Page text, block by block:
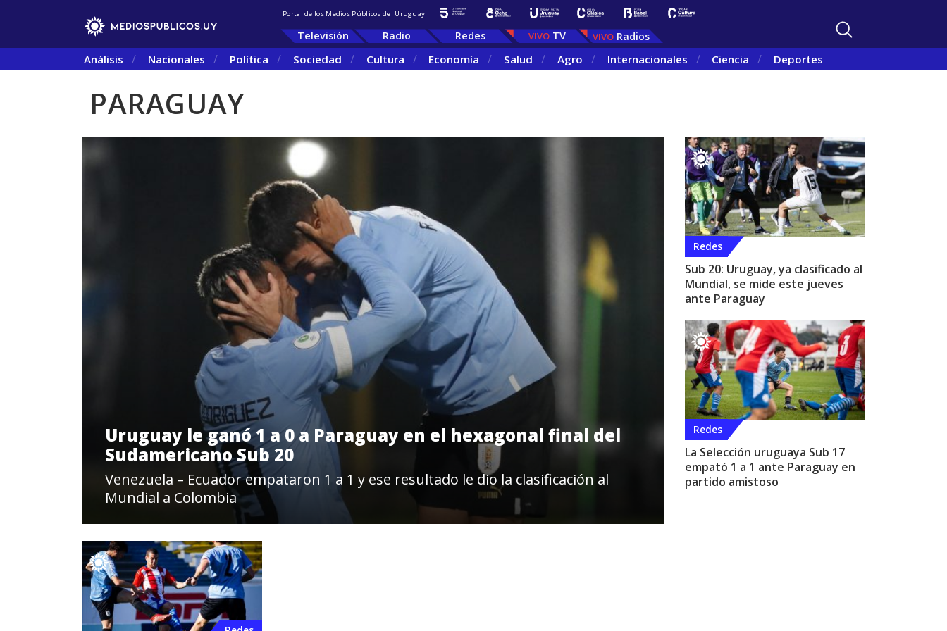
Portal de los Medios Públicos del Uruguay
Televisión Radio Redes TV Radios
Análisis Nacionales Política Sociedad Cultura Economía Salud Agro Internacionales Ciencia Deportes
PARAGUAY
Uruguay le ganó 1 a 0 a Paraguay en el hexagonal final del
Sudamericano Sub 20
Venezuela – Ecuador empataron 1 a 1 y ese resultado le dio la clasificación al
Mundial a Colombia
Redes
Sub 20: Uruguay, ya clasificado al
Mundial, se mide este jueves
ante Paraguay
Redes
La Selección uruguaya Sub 17
empató 1 a 1 ante Paraguay en
partido amistoso